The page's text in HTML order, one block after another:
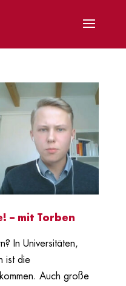
– mit Torben
In Universitäten,
ist die
Auch große